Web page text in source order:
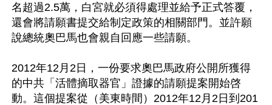
名超過2.5萬，白宮就必須得處理並給予正式答覆，
還會將請願書提交給制定政策的相關部門。並許願
說總統奧巴馬也會親自回應一些請願。
2012年12月2日，一份要求奧巴馬政府公開所獲得
的中共「活體摘取器官」證據的請願提案開始啓
動。這個提案從（美東時間）2012年12月2日到201